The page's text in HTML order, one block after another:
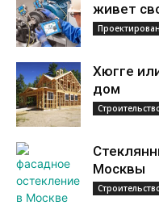
живет
Хюгге
дом
Москвы